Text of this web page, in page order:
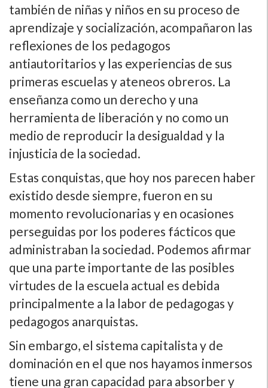
también de niñas y niños en su proceso de
aprendizaje y socialización, acompañaron las
reflexiones de los pedagogos
antiautoritarios y las experiencias de sus
primeras escuelas y ateneos obreros. La
enseñanza como un derecho y una
herramienta de liberación y no como un
medio de reproducir la desigualdad y la
injusticia de la sociedad.
Estas conquistas, que hoy nos parecen haber
existido desde siempre, fueron en su
momento revolucionarias y en ocasiones
perseguidas por los poderes fácticos que
administraban la sociedad. Podemos afirmar
que una parte importante de las posibles
virtudes de la escuela actual es debida
principalmente a la labor de pedagogas y
pedagogos anarquistas.
Sin embargo, el sistema capitalista y de
dominación en el que nos hayamos inmersos
tiene una gran capacidad para absorber y